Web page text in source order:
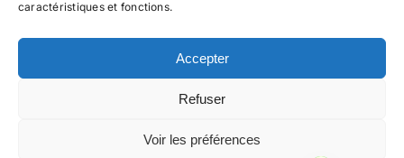
caractéristiques et fonctions.
Accepter
Refuser
Voir les préférences
Suivez-moi